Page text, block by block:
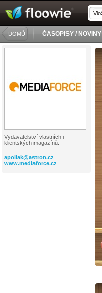
DOMŮ ČASOPISY / NOVINY
Vydavatelství vlastních i
klientských magazínů.
apoliak@astron.cz
www.mediaforce.cz